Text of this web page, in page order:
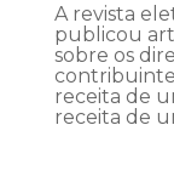
A revista
publicou
sobre os
receita de
receita de